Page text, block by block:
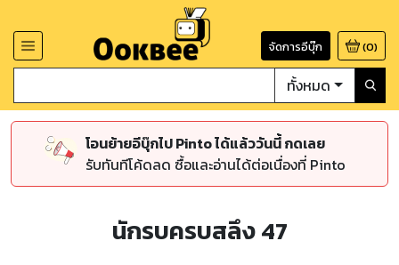
จัดการอีบุ๊ก (0)
ทั้งหมด
โอนย้ายอีบุ๊กไป Pinto ได้แล้ววันนี้ กดเลย
รับทันทีโค้ดลด ซื้อและอ่านได้ต่อเนื่องที่ Pinto
นักรบครบสลึง 47